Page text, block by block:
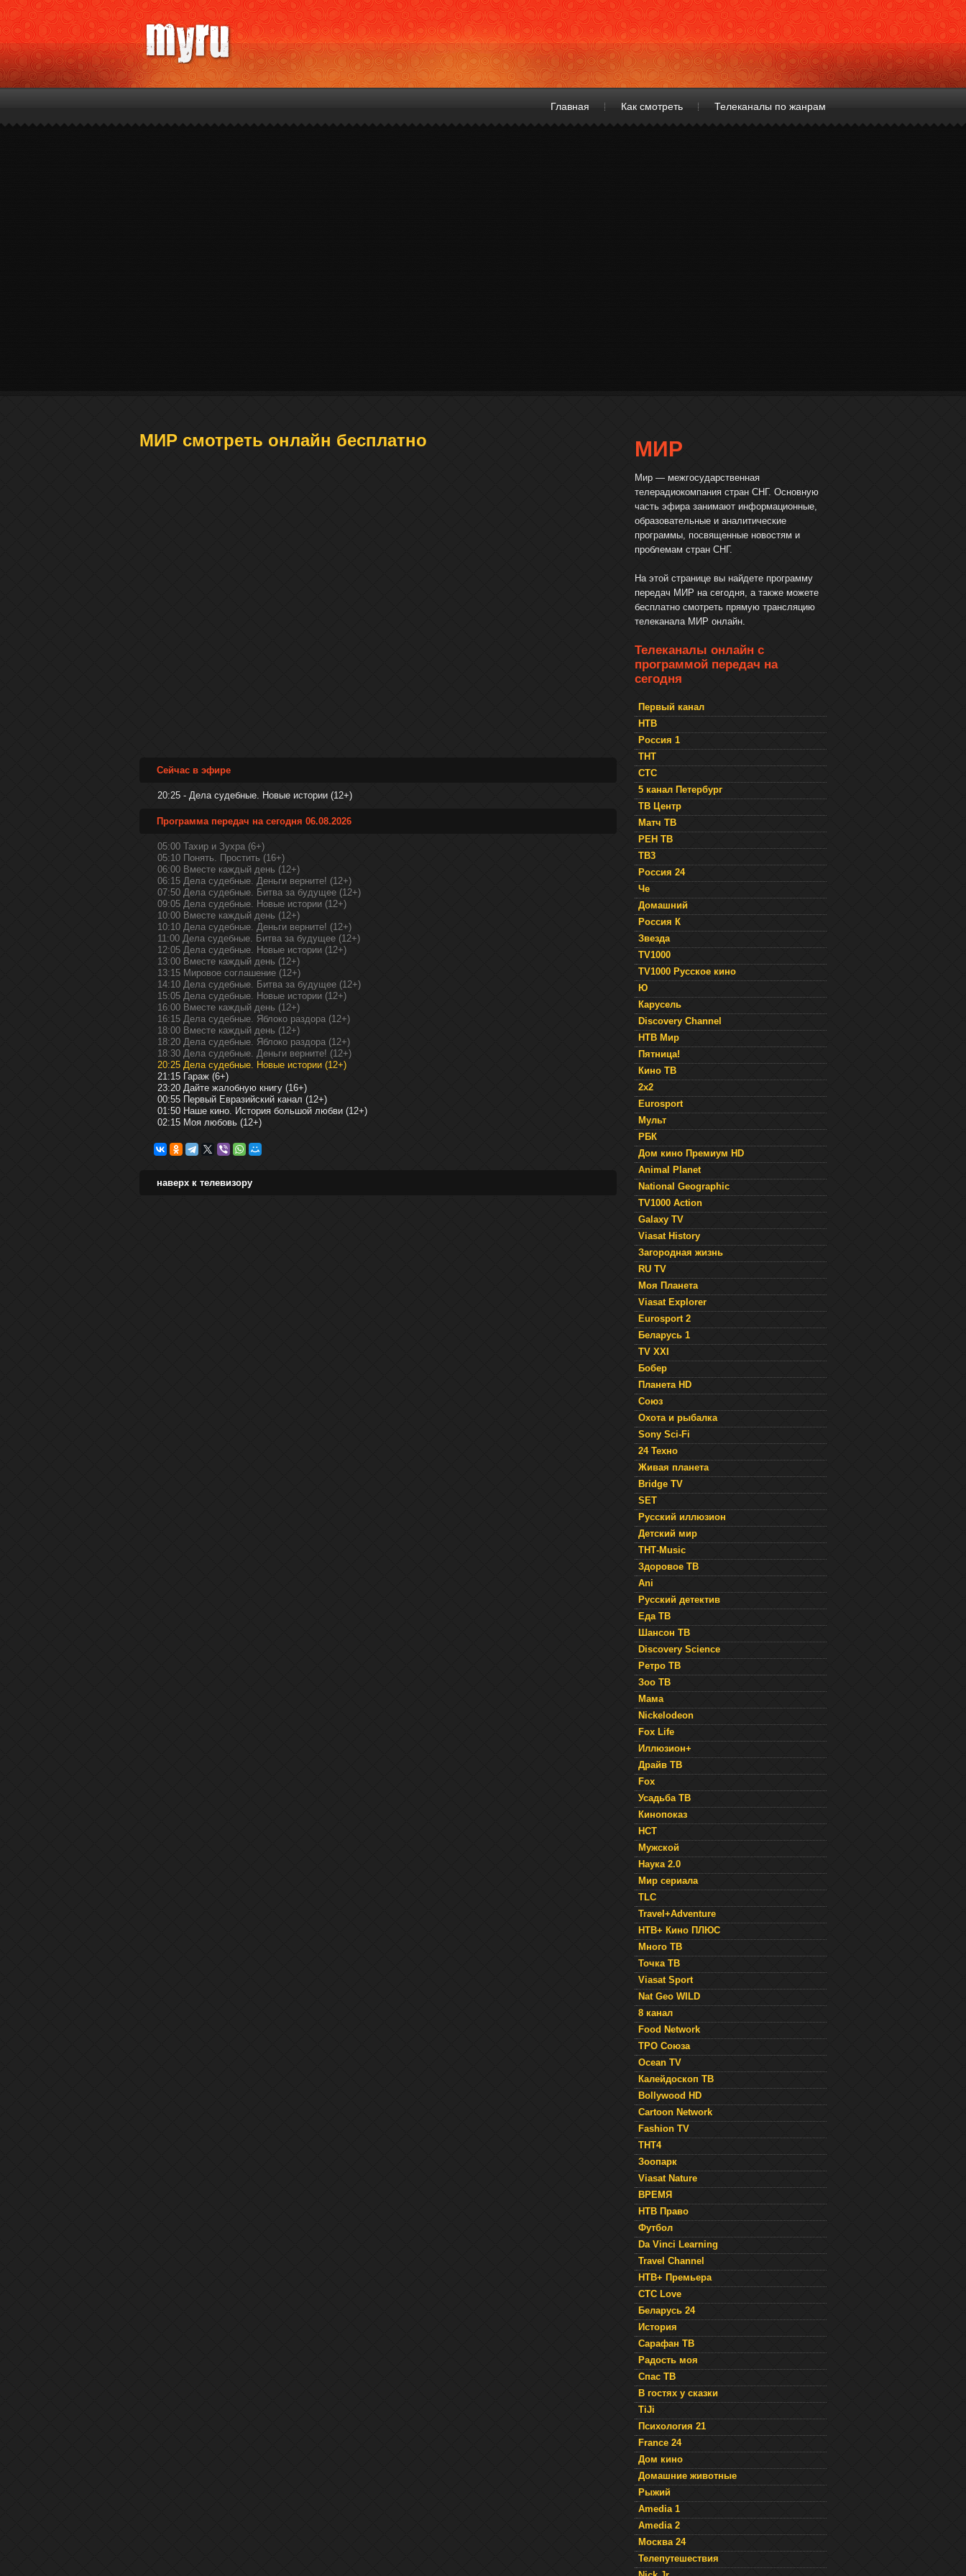
Главная Как смотреть Телеканалы по жанрам
МИР смотреть онлайн бесплатно
Сейчас в эфире
20:25 - Дела судебные. Новые истории (12+)
Программа передач на сегодня 06.08.2026
05:00 Тахир и Зухра (6+)
05:10 Понять. Простить (16+)
06:00 Вместе каждый день (12+)
06:15 Дела судебные. Деньги верните! (12+)
07:50 Дела судебные. Битва за будущее (12+)
09:05 Дела судебные. Новые истории (12+)
10:00 Вместе каждый день (12+)
10:10 Дела судебные. Деньги верните! (12+)
11:00 Дела судебные. Битва за будущее (12+)
12:05 Дела судебные. Новые истории (12+)
13:00 Вместе каждый день (12+)
13:15 Мировое соглашение (12+)
14:10 Дела судебные. Битва за будущее (12+)
15:05 Дела судебные. Новые истории (12+)
16:00 Вместе каждый день (12+)
16:15 Дела судебные. Яблоко раздора (12+)
18:00 Вместе каждый день (12+)
18:20 Дела судебные. Яблоко раздора (12+)
18:30 Дела судебные. Деньги верните! (12+)
20:25 Дела судебные. Новые истории (12+)
21:15 Гараж (6+)
23:20 Дайте жалобную книгу (16+)
00:55 Первый Евразийский канал (12+)
01:50 Наше кино. История большой любви (12+)
02:15 Моя любовь (12+)
наверх к телевизору
МИР
Мир — межгосударственная
телерадиокомпания стран СНГ. Основную
часть эфира занимают информационные,
образовательные и аналитические
программы, посвященные новостям и
проблемам стран СНГ.
На этой странице вы найдете программу
передач МИР на сегодня, а также можете
бесплатно смотреть прямую трансляцию
телеканала МИР онлайн.
Телеканалы онлайн с
программой передач на
сегодня
Первый канал
НТВ
Россия 1
ТНТ
СТС
5 канал Петербург
ТВ Центр
Матч ТВ
РЕН ТВ
ТВ3
Россия 24
Че
Домашний
Россия К
Звезда
TV1000
TV1000 Русское кино
Ю
Карусель
Discovery Channel
НТВ Мир
Пятница!
Кино ТВ
2x2
Eurosport
Мульт
РБК
Дом кино Премиум HD
Animal Planet
National Geographic
TV1000 Action
Galaxy TV
Viasat History
Загородная жизнь
RU TV
Моя Планета
Viasat Explorer
Eurosport 2
Беларусь 1
TV XXI
Бобер
Планета HD
Союз
Охота и рыбалка
Sony Sci-Fi
24 Техно
Живая планета
Bridge TV
SET
Русский иллюзион
Детский мир
ТНТ-Music
Здоровое ТВ
Ani
Русский детектив
Еда ТВ
Шансон ТВ
Discovery Science
Ретро ТВ
Зоо ТВ
Мама
Nickelodeon
Fox Life
Иллюзион+
Драйв ТВ
Fox
Усадьба ТВ
Кинопоказ
НСТ
Мужской
Наука 2.0
Мир сериала
TLC
Travel+Adventure
НТВ+ Кино ПЛЮС
Много ТВ
Точка ТВ
Viasat Sport
Nat Geo WILD
8 канал
Food Network
ТРО Союза
Ocean TV
Калейдоскоп ТВ
Bollywood HD
Cartoon Network
Fashion TV
ТНТ4
Зоопарк
Viasat Nature
ВРЕМЯ
НТВ Право
Футбол
Da Vinci Learning
Travel Channel
НТВ+ Премьера
СТС Love
Беларусь 24
История
Сарафан ТВ
Радость моя
Спас ТВ
В гостях у сказки
TiJi
Психология 21
France 24
Дом кино
Домашние животные
Рыжий
Amedia 1
Amedia 2
Москва 24
Телепутешествия